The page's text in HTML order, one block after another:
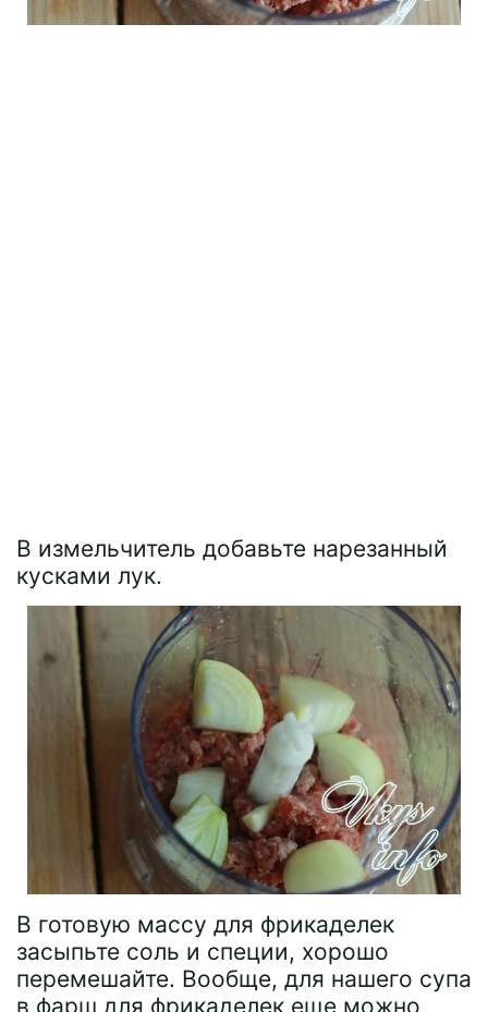
В измельчитель добавьте нарезанный
кусками лук.
В готовую массу для фрикаделек
засыпьте соль и специи, хорошо
перемешайте. Вообще, для нашего супа
в фарш для фрикаделек еще можно